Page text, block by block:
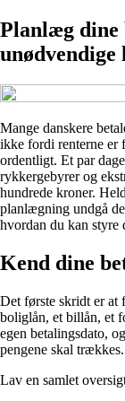
Planlæg dine
unødvendige
Mange danskere
ikke fordi renterne er
ordentligt. Et par
rykkergebyrer og
hundrede kroner.
planlægning undgå
hvordan du kan styre
Kend dine
Det første skridt er at
boliglån, et billån, et
egen betalingsdato,
pengene skal trækkes.
Lav en samlet